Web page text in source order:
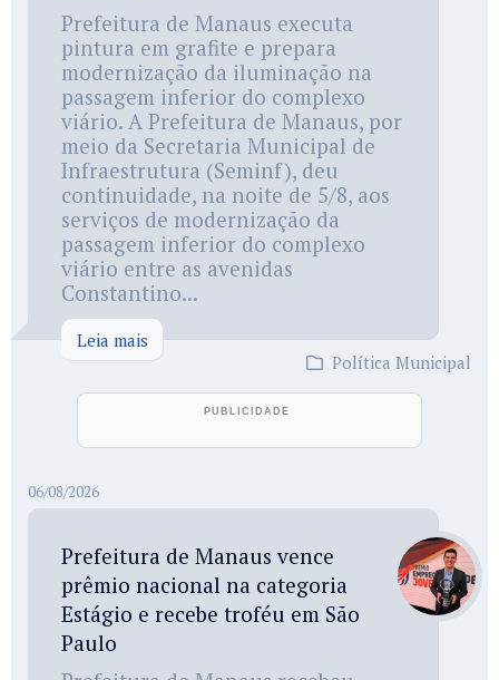
Prefeitura de Manaus executa
pintura em grafite e prepara
modernização da iluminação na
passagem inferior do complexo
viário. A Prefeitura de Manaus, por
meio da Secretaria Municipal de
Infraestrutura (Seminf), deu
continuidade, na noite de 5/8, aos
serviços de modernização da
passagem inferior do complexo
viário entre as avenidas
Constantino...
Leia mais
Política Municipal
06/08/2026
Prefeitura de Manaus vence
prêmio nacional na categoria
Estágio e recebe troféu em São
Paulo